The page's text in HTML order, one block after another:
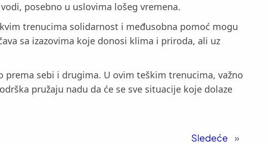
posebno u uslovima lošeg vremena.
trenucima solidarnost i međusobna pomoć mogu
sa izazovima koje donosi klima i priroda, ali uz
sebi i drugima. U ovim teškim trenucima, važno
pružaju nadu da će se sve situacije koje dolaze
Sledeće »